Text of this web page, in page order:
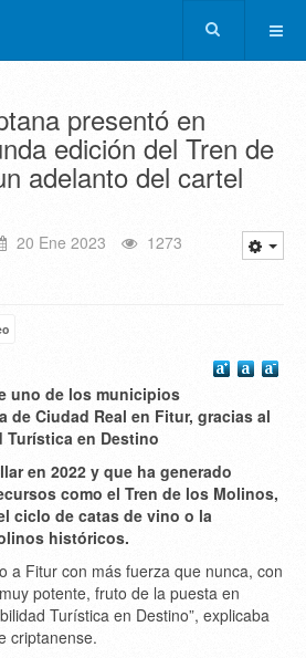
presentó en
edición del Tren de
adelanto del cartel
20 Ene 2023 1273
uno de los municipios
de Ciudad Real en Fitur, gracias al
Turística en Destino
en 2022 y que ha generado
como el Tren de los Molinos,
ciclo de catas de vino o la
históricos.
a Fitur con más fuerza que nunca, con
potente, fruto de la puesta en
Turística en Destino”, explicaba
criptanense.